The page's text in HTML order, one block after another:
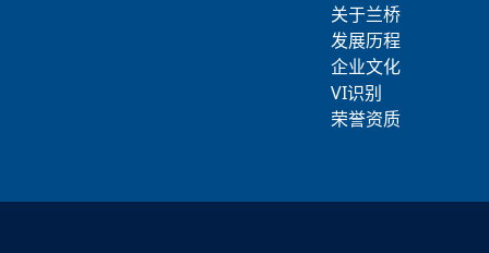
关于兰桥
发展历程
企业文化
VI识别
荣誉资质